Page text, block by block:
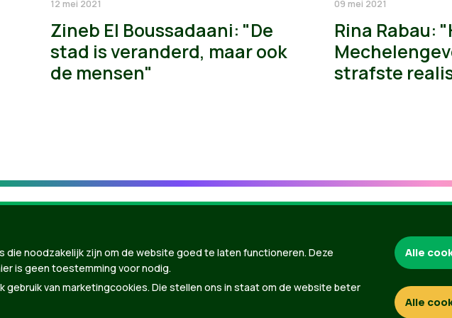
12 mei 2021
Zineb El Boussadaani: "De
stad is veranderd, maar ook
de mensen"
09 mei 2021
Rina Rabau:
strafste
noodzakelijk zijn om de website goed te laten functioneren. Deze
is geen toestemming voor nodig.
van marketingcookies. Die stellen ons in staat om de website beter
Alle
Alle